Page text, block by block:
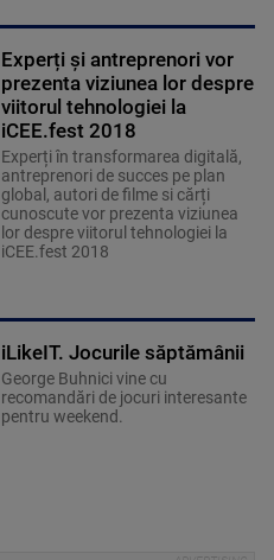
Experți și antreprenori vor
prezenta viziunea lor despre
viitorul tehnologiei la
iCEE.fest 2018
Experți în transformarea digitală,
antreprenori de succes pe plan
global, autori de filme si cărți
cunoscute vor prezenta viziunea
lor despre viitorul tehnologiei la
iCEE.fest 2018
iLikeIT. Jocurile săptămânii
George Buhnici vine cu
recomandări de jocuri interesante
pentru weekend.